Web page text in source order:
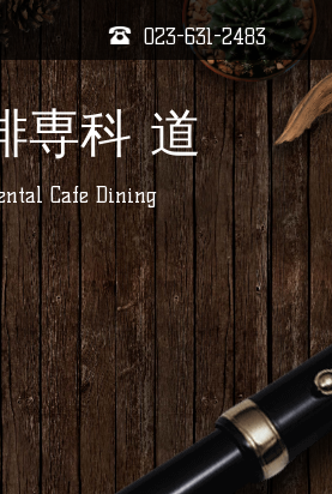
023-631-2483
専科 道
Cafe Dining